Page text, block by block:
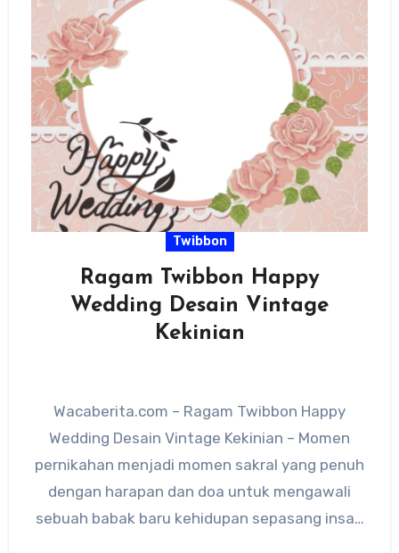
Twibbon
Ragam Twibbon Happy
Wedding Desain Vintage
Kekinian
Wacaberita.com – Ragam Twibbon Happy
Wedding Desain Vintage Kekinian – Momen
pernikahan menjadi momen sakral yang penuh
dengan harapan dan doa untuk mengawali
sebuah babak baru kehidupan sepasang insan